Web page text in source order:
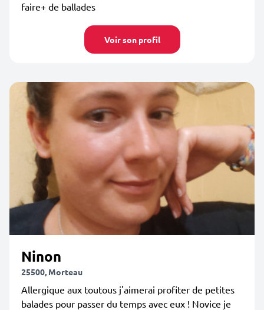
faire+ de ballades
Voir son profil
Ninon
25500, Morteau
Allergique aux toutous j'aimerai profiter de petites
balades pour passer du temps avec eux ! Novice je